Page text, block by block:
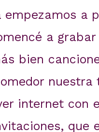
empezamos a
a
bien
internet con
que